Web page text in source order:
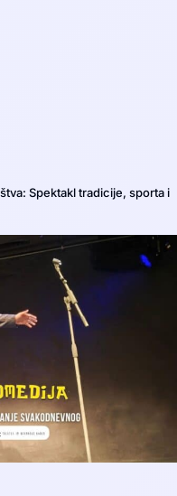
Spektakl tradicije, sporta i